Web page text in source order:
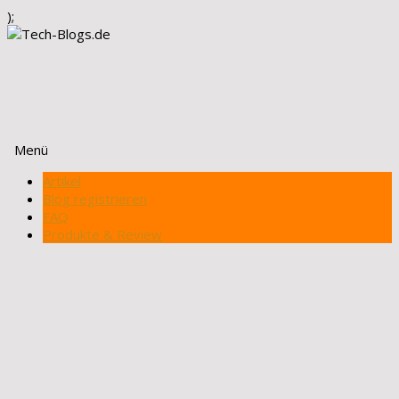
);
Menü
Zum
Inhalt
springen
Artikel
Blog registrieren
FAQ
Produkte & Review